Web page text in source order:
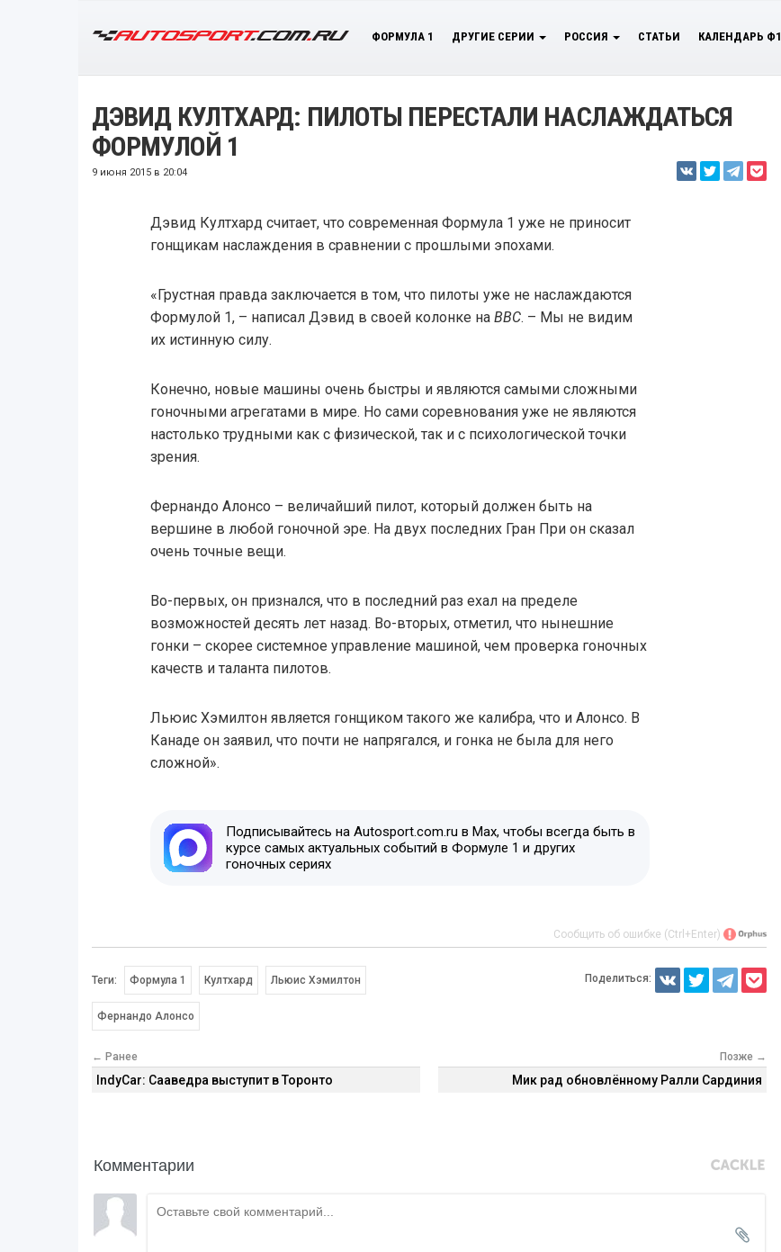
ФОРМУЛА 1 ДРУГИЕ СЕРИИ РОССИЯ СТАТЬИ КАЛЕНДАРЬ Ф1
ДЭВИД КУЛТХАРД: ПИЛОТЫ ПЕРЕСТАЛИ НАСЛАЖДАТЬСЯ
ФОРМУЛОЙ 1
9 июня 2015 в 20:04
Дэвид Култхард считает, что современная Формула 1 уже не приносит
гонщикам наслаждения в сравнении с прошлыми эпохами.
«Грустная правда заключается в том, что пилоты уже не наслаждаются
Формулой 1, – написал Дэвид в своей колонке на BBC. – Мы не видим
их истинную силу.
Конечно, новые машины очень быстры и являются самыми сложными
гоночными агрегатами в мире. Но сами соревнования уже не являются
настолько трудными как с физической, так и с психологической точки
зрения.
Фернандо Алонсо – величайший пилот, который должен быть на
вершине в любой гоночной эре. На двух последних Гран При он сказал
очень точные вещи.
Во-первых, он признался, что в последний раз ехал на пределе
возможностей десять лет назад. Во-вторых, отметил, что нынешние
гонки – скорее системное управление машиной, чем проверка гоночных
качеств и таланта пилотов.
Льюис Хэмилтон является гонщиком такого же калибра, что и Алонсо. В
Канаде он заявил, что почти не напрягался, и гонка не была для него
сложной».
Подписывайтесь на Autosport.com.ru в Max, чтобы всегда быть в
курсе самых актуальных событий в Формуле 1 и других
гоночных сериях
Сообщить об ошибке (Ctrl+Enter)
Теги: Формула 1 Култхард Льюис Хэмилтон
Фернандо Алонсо
Поделиться:
← Ранее
IndyCar: Сааведра выступит в Торонто
Позже →
Мик рад обновлённому Ралли Сардиния
Комментарии